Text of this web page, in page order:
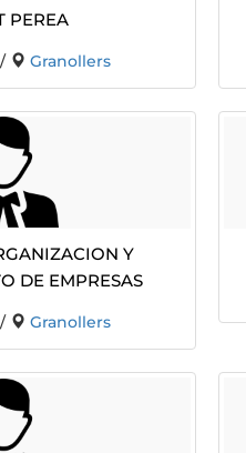
PEREA
/ Granollers
Y
De Empresas
/ Granollers